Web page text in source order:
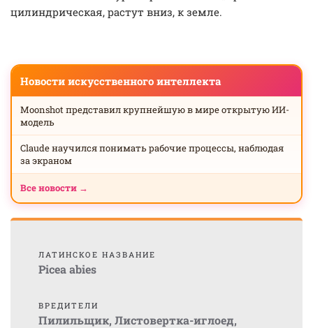
цилиндрическая, растут вниз, к земле.
Новости искусственного интеллекта
Moonshot представил крупнейшую в мире открытую ИИ-
модель
Claude научился понимать рабочие процессы, наблюдая
за экраном
Все новости →
ЛАТИНСКОЕ НАЗВАНИЕ
Picea abies
ВРЕДИТЕЛИ
Пилильщик, Листовертка-иглоед,